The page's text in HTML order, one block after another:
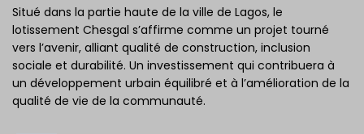
Situé dans la partie haute de la ville de Lagos, le
lotissement Chesgal s’affirme comme un projet tourné
vers l’avenir, alliant qualité de construction, inclusion
sociale et durabilité. Un investissement qui contribuera à
un développement urbain équilibré et à l’amélioration de la
qualité de vie de la communauté.